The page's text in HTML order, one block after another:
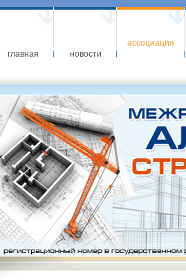
главная новости
ассоциация